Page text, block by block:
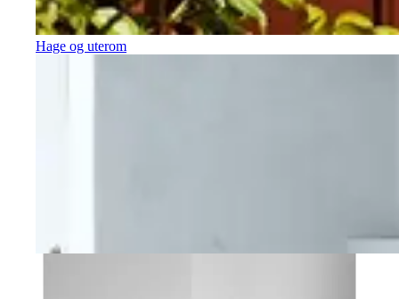
Hage og uterom